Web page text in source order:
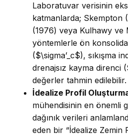
Laboratuvar verisinin
katmanlarda; Skempton
(1976) veya Kulhawy ve
yöntemlerle ön
($\sigma’_c$), sıkışma
drenajsız kayma direnci
değerler tahmin edilebilir.
İdealize Profil
mühendisinin en önemli
dağınık verileri
eden bir “İdealize Zemin